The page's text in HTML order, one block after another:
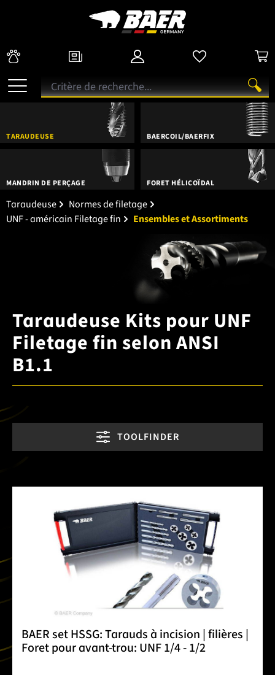
TARAUDEUSE BAERCOIL/BAERFIX
MANDRIN DE PERÇAGE FORET HÉLICOÏDAL
Taraudeuse
Normes de filetage
UNF - américain Filetage fin
Ensembles et Assortiments
Taraudeuse Kits pour UNF
Filetage fin selon ANSI
B1.1
TOOLFINDER
BAER set HSSG: Tarauds à incision | filières |
Foret pour avant-trou: UNF 1/4 - 1/2